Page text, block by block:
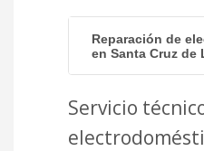
Reparación de
en Santa Cruz de
Servicio